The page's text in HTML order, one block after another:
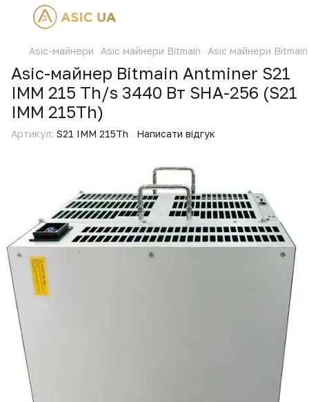
Asic-майнери Asic майнери Bitmain Asic майнери
Asic-майнер Bitmain Antminer S21
IMM 215 Th/s 3440 Вт SHA-256 (S21
IMM 215Th)
Артикул: S21 IMM 215Th Написати відгук